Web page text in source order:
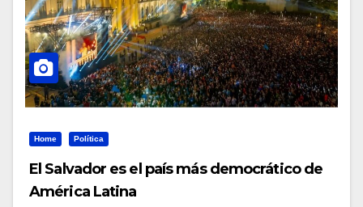
Home Política
El Salvador es el país más democrático de
América Latina